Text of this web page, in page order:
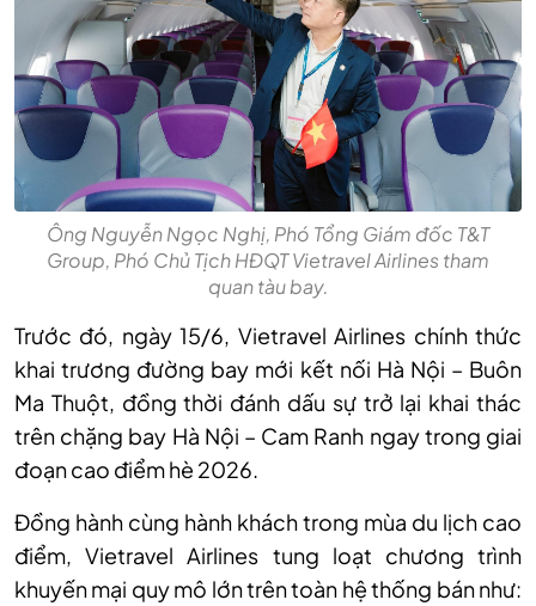
Ông Nguyễn Ngọc Nghị, Phó Tổng Giám đốc T&T
Group, Phó Chủ Tịch HĐQT Vietravel Airlines tham
quan tàu bay.
Trước đó, ngày 15/6, Vietravel Airlines chính thức
khai trương đường bay mới kết nối Hà Nội – Buôn
Ma Thuột, đồng thời đánh dấu sự trở lại khai thác
trên chặng bay Hà Nội – Cam Ranh ngay trong giai
đoạn cao điểm hè 2026.
Đồng hành cùng hành khách trong mùa du lịch cao
điểm, Vietravel Airlines tung loạt chương trình
khuyến mại quy mô lớn trên toàn hệ thống bán như: